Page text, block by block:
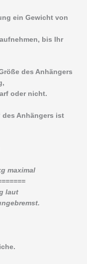
ein Gewicht von
bis Ihr
des Anhängers
oder nicht.
des Anhängers ist